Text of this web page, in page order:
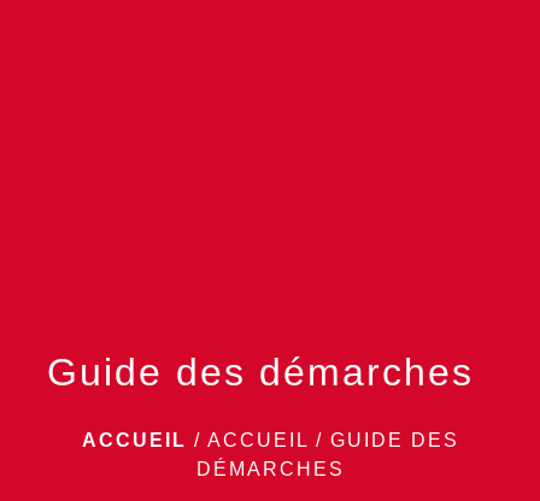
Guide des démarches
ACCUEIL / ACCUEIL / GUIDE DES
DÉMARCHES